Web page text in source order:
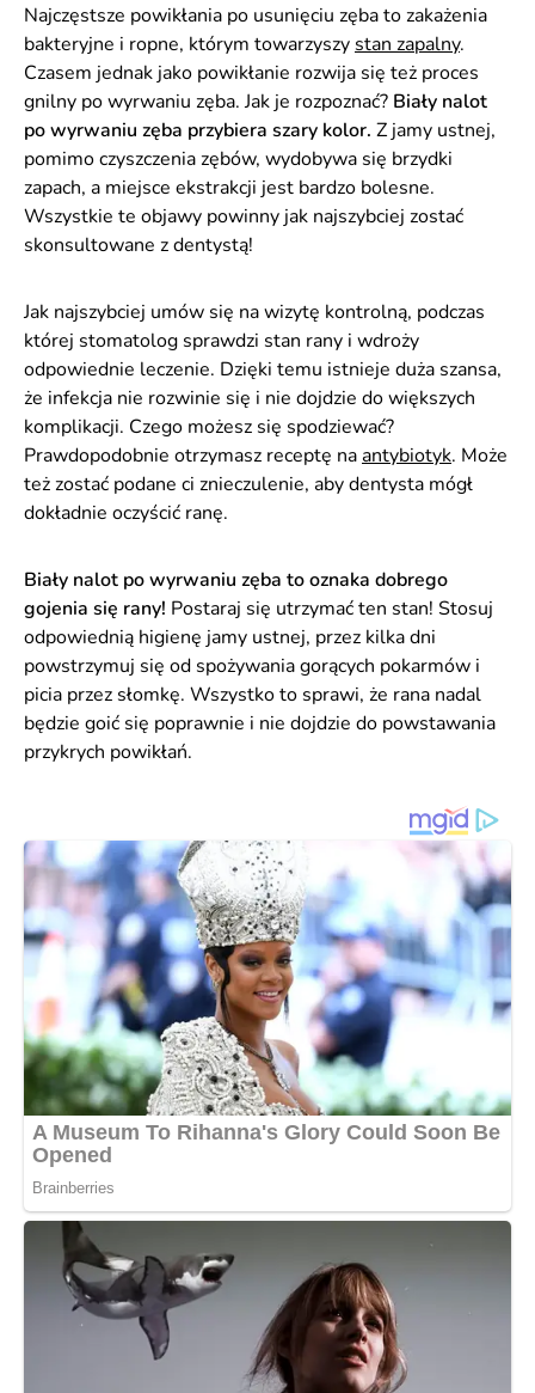
Najczęstsze powikłania po usunięciu zęba to zakażenia
bakteryjne i ropne, którym towarzyszy stan zapalny.
Czasem jednak jako powikłanie rozwija się też proces
gnilny po wyrwaniu zęba. Jak je rozpoznać? Biały nalot
po wyrwaniu zęba przybiera szary kolor. Z jamy ustnej,
pomimo czyszczenia zębów, wydobywa się brzydki
zapach, a miejsce ekstrakcji jest bardzo bolesne.
Wszystkie te objawy powinny jak najszybciej zostać
skonsultowane z dentystą!
Jak najszybciej umów się na wizytę kontrolną, podczas
której stomatolog sprawdzi stan rany i wdroży
odpowiednie leczenie. Dzięki temu istnieje duża szansa,
że infekcja nie rozwinie się i nie dojdzie do większych
komplikacji. Czego możesz się spodziewać?
Prawdopodobnie otrzymasz receptę naantybiotyk. Może
też zostać podane ci znieczulenie, aby dentysta mógł
dokładnie oczyścić ranę.
Biały nalot po wyrwaniu zęba to oznaka dobrego
gojenia się rany! Postaraj się utrzymać ten stan! Stosuj
odpowiednią higienę jamy ustnej, przez kilka dni
powstrzymuj się od spożywania gorących pokarmów i
picia przez słomkę. Wszystko to sprawi, że rana nadal
będzie goić się poprawnie i nie dojdzie do powstawania
przykrych powikłań.